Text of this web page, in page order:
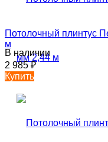
Потолочный плинтус
м
В наличии
2 985₽
Купить